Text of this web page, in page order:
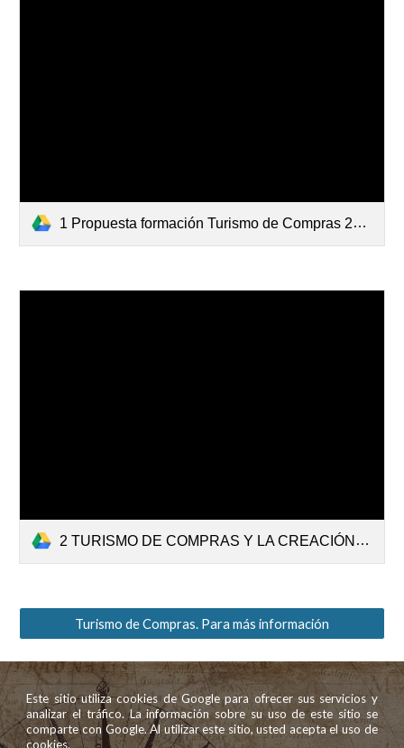
1 Propuesta formación Turismo de Compras 2023.pdf
2 TURISMO DE COMPRAS Y LA CREACIÓN DE EXPERIENCIAS ARTESANALES 2023.pdf
Turismo de Compras. Para más información
Este sitio utiliza cookies de Google para ofrecer sus servicios y
analizar el tráfico. La información sobre su uso de este sitio se
comparte con Google. Al utilizar este sitio, usted acepta el uso de
cookies.